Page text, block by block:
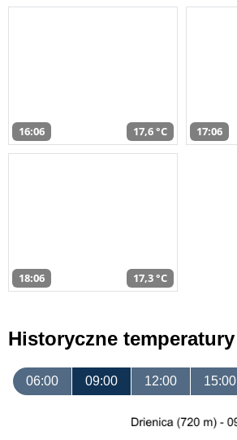
16:06 17,6 °C 17:06
18:06 17,3 °C
Historyczne temperatury
06:00 09:00 12:00 15:00